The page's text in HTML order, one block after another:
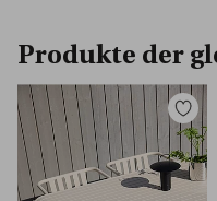
Produkte der
Zu